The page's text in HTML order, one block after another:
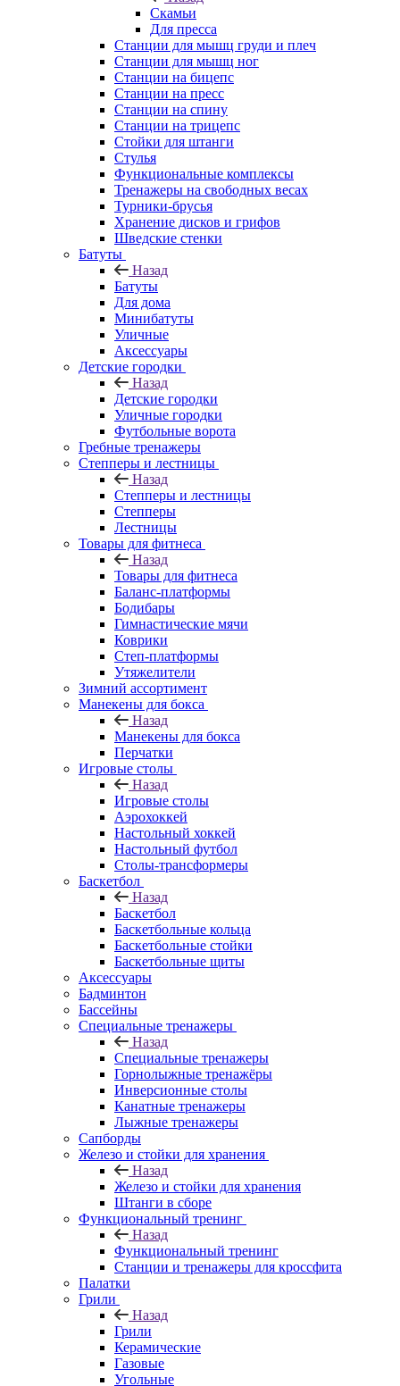
Скамьи
Для пресса
Станции для мышц груди и плеч
Станции для мышц ног
Станции на бицепс
Станции на пресс
Станции на спину
Станции на трицепс
Стойки для штанги
Стулья
Функциональные комплексы
Тренажеры на свободных весах
Турники-брусья
Хранение дисков и грифов
Шведские стенки
Батуты
Назад
Батуты
Для дома
Минибатуты
Уличные
Аксессуары
Детские городки
Назад
Детские городки
Уличные городки
Футбольные ворота
Гребные тренажеры
Степперы и лестницы
Назад
Степперы и лестницы
Степперы
Лестницы
Товары для фитнеса
Назад
Товары для фитнеса
Баланс-платформы
Бодибары
Гимнастические мячи
Коврики
Степ-платформы
Утяжелители
Зимний ассортимент
Манекены для бокса
Назад
Манекены для бокса
Перчатки
Игровые столы
Назад
Игровые столы
Аэрохоккей
Настольный хоккей
Настольный футбол
Столы-трансформеры
Баскетбол
Назад
Баскетбол
Баскетбольные кольца
Баскетбольные стойки
Баскетбольные щиты
Аксессуары
Бадминтон
Бассейны
Специальные тренажеры
Назад
Специальные тренажеры
Горнолыжные тренажёры
Инверсионные столы
Канатные тренажеры
Лыжные тренажеры
Сапборды
Железо и стойки для хранения
Назад
Железо и стойки для хранения
Штанги в сборе
Функциональный тренинг
Назад
Функциональный тренинг
Станции и тренажеры для кроссфита
Палатки
Грили
Назад
Грили
Керамические
Газовые
Угольные